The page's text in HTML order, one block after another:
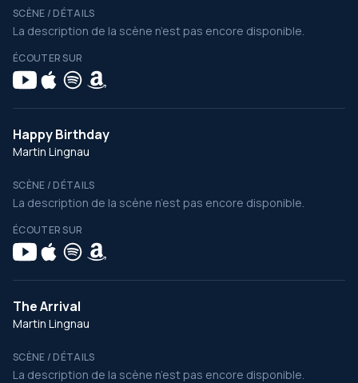
SCÈNE / DÉTAILS
La description de la scène n’est pas encore disponible.
ÉCOUTER SUR
Happy Birthday
Martin Lingnau
SCÈNE / DÉTAILS
La description de la scène n’est pas encore disponible.
ÉCOUTER SUR
The Arrival
Martin Lingnau
SCÈNE / DÉTAILS
La description de la scène n’est pas encore disponible.